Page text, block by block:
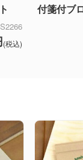
(税込)
付箋付ブ